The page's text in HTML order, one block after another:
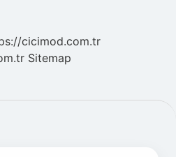
cicimod.com.tr
Sitemap